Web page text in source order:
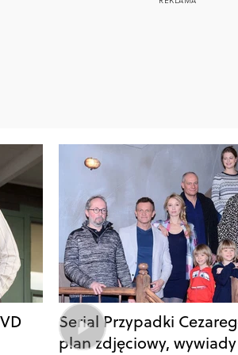
Serial Przypadki
plan zdjęciowy,